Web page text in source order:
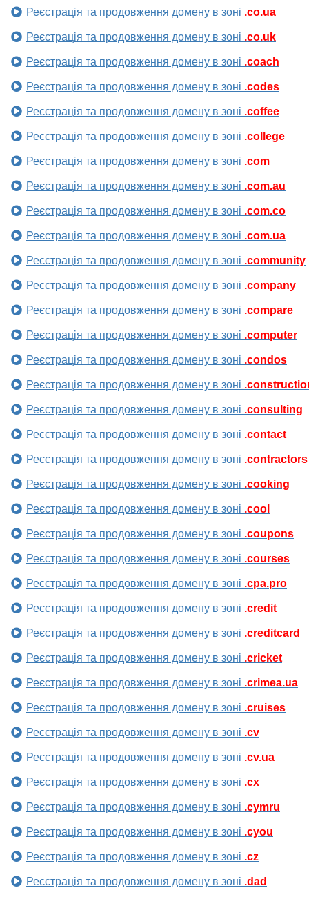
Реєстрація та продовження домену в зоні .co.ua
Реєстрація та продовження домену в зоні .co.uk
Реєстрація та продовження домену в зоні .coach
Реєстрація та продовження домену в зоні .codes
Реєстрація та продовження домену в зоні .coffee
Реєстрація та продовження домену в зоні .college
Реєстрація та продовження домену в зоні .com
Реєстрація та продовження домену в зоні .com.au
Реєстрація та продовження домену в зоні .com.co
Реєстрація та продовження домену в зоні .com.ua
Реєстрація та продовження домену в зоні .community
Реєстрація та продовження домену в зоні .company
Реєстрація та продовження домену в зоні .compare
Реєстрація та продовження домену в зоні .computer
Реєстрація та продовження домену в зоні .condos
Реєстрація та продовження домену в зоні
Реєстрація та продовження домену в зоні .consulting
Реєстрація та продовження домену в зоні .contact
Реєстрація та продовження домену в зоні .contractors
Реєстрація та продовження домену в зоні .cooking
Реєстрація та продовження домену в зоні .cool
Реєстрація та продовження домену в зоні .coupons
Реєстрація та продовження домену в зоні .courses
Реєстрація та продовження домену в зоні .cpa.pro
Реєстрація та продовження домену в зоні .credit
Реєстрація та продовження домену в зоні .creditcard
Реєстрація та продовження домену в зоні .cricket
Реєстрація та продовження домену в зоні .crimea.ua
Реєстрація та продовження домену в зоні .cruises
Реєстрація та продовження домену в зоні .cv
Реєстрація та продовження домену в зоні .cv.ua
Реєстрація та продовження домену в зоні .cx
Реєстрація та продовження домену в зоні .cymru
Реєстрація та продовження домену в зоні .cyou
Реєстрація та продовження домену в зоні .cz
Реєстрація та продовження домену в зоні .dad